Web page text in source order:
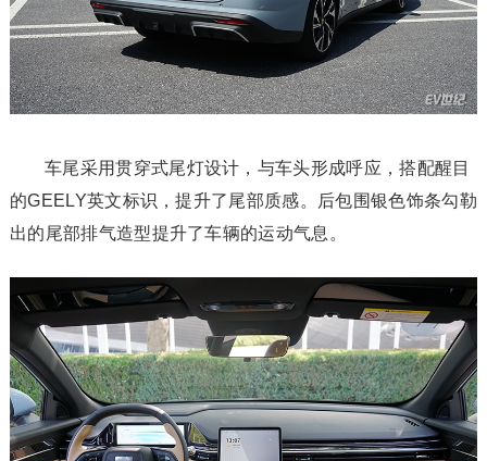
车尾采用贯穿式尾灯设计，与车头形成呼应，搭配醒目
的GEELY英文标识，提升了尾部质感。后包围银色饰条勾勒
出的尾部排气造型提升了车辆的运动气息。